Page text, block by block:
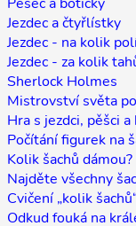
Jezdec a čtyřlístky
Jezdec - na kolik
Jezdec - za kolik
Sherlock Holmes
Mistrovství světa
Hra s jezdci, pěšci
Počítání figurek na
Kolik šachů dámou?
Najděte všechny
Cvičení „kolik
Odkud fouká na